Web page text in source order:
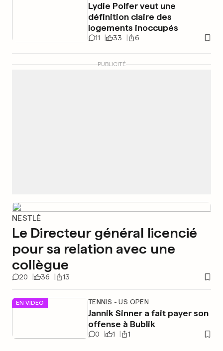
Lydie Polfer veut une
définition claire des
logements inoccupés
11 33 6
PUBLICITÉ
NESTLÉ
Le Directeur général licencié
pour sa relation avec une
collègue
20 36 13
EN VIDÉO TENNIS - US OPEN
Jannik Sinner a fait payer son
offense à Bublik
0 1 1